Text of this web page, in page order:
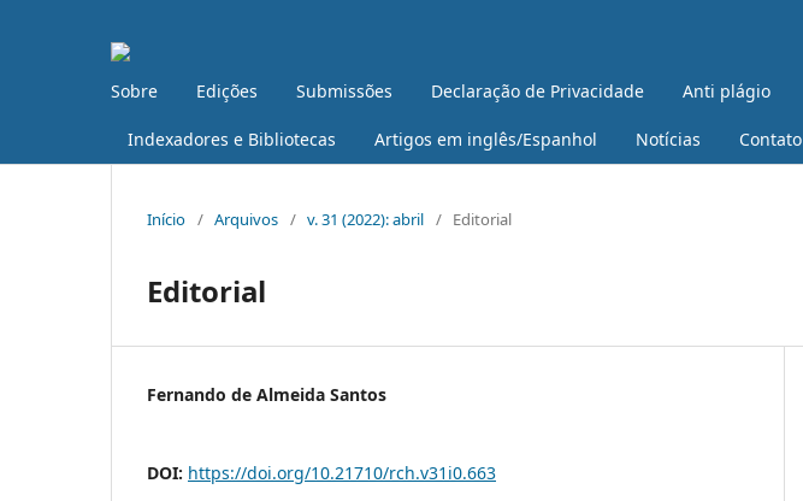
Sobre Edições Submissões Declaração de Privacidade Anti plágio
Indexadores e Bibliotecas Artigos em inglês/Espanhol Notícias Contato
Início / Arquivos / v. 31 (2022): abril / Editorial
Editorial
Fernando de Almeida Santos
DOI: https://doi.org/10.21710/rch.v31i0.663